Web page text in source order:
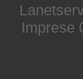
Imprese